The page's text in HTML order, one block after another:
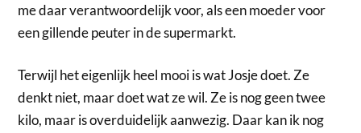
me daar verantwoordelijk voor, als een moeder voor
een gillende peuter in de supermarkt.
Terwijl het eigenlijk heel mooi is wat Josje doet. Ze
denkt niet, maar doet wat ze wil. Ze is nog geen twee
kilo, maar is overduidelijk aanwezig. Daar kan ik nog